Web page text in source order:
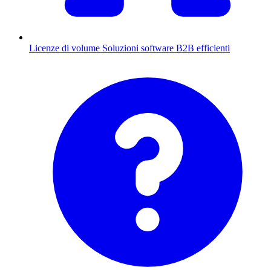
Licenze di volume Soluzioni software B2B efficienti